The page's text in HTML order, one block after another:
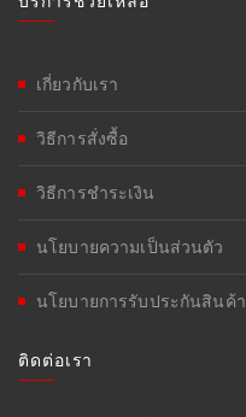
เกี่ยวกับเรา
วิธีการสั่งซื้อ
วิธีการชำระเงิน
นโยบายความเป็นส่วนตัว
นโยบายการรับประกันสินค้า
ติดต่อเรา